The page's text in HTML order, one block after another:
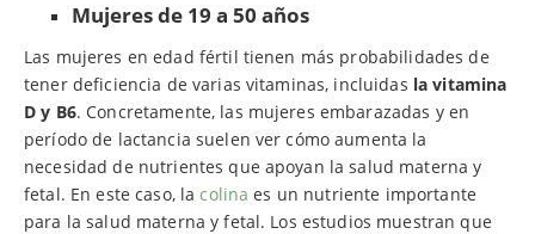
Mujeres de 19 a 50 años
Las mujeres en edad fértil tienen más probabilidades de
tener deficiencia de varias vitaminas, incluidas la vitamina
D y B6. Concretamente, las mujeres embarazadas y en
período de lactancia suelen ver cómo aumenta la
necesidad de nutrientes que apoyan la salud materna y
fetal. En este caso, la colina es un nutriente importante
para la salud materna y fetal. Los estudios muestran que